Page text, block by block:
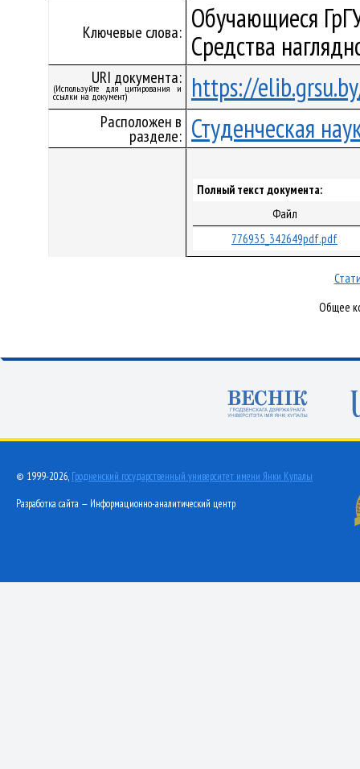
Ключевые слова: Обучающиеся
Средства
URI документа:
(Используйте для цитирования и
ссылки на документ) https://
Расположен в
разделе: Студенческая
Полный текст документа:
Файл
776935_342649pdf.pdf
Общее
© 1999-2026, Гродненский государственный университет имени Янки Купалы
Разработка сайта — Информационно-аналитический центр